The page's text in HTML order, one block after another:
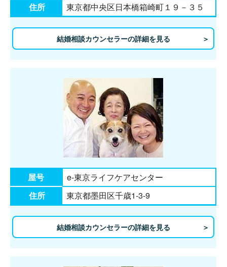
住所
東京都中央区日本橋箱崎町１９－３５
結婚相談カウンセラーの詳細を見る
屋号
e-東京ライフケアセンター
住所
東京都墨田区千歳1-3-9
結婚相談カウンセラーの詳細を見る